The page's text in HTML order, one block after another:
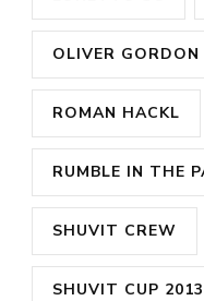
OLIVER GORDON
ROMAN HACKL
RUMBLE IN THE
SHUVIT CREW
SHUVIT CUP 2013